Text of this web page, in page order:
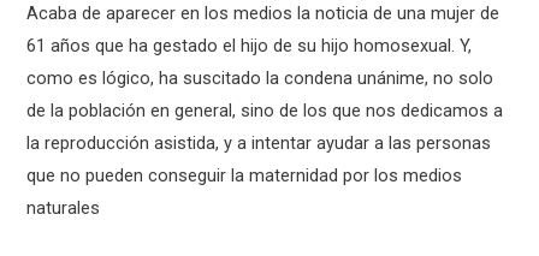
o
o
k
ar
tir
Acaba de aparecer en los medios la noticia de una mujer de
61 años que ha gestado el hijo de su hijo homosexual. Y,
como es lógico, ha suscitado la condena unánime, no solo
de la población en general, sino de los que nos dedicamos a
la reproducción asistida, y a intentar ayudar a las personas
que no pueden conseguir la maternidad por los medios
naturales